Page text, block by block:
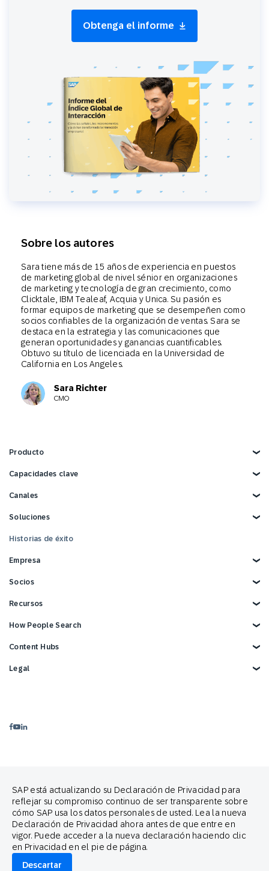
Obtenga el informe
Sobre los autores
Sara tiene más de 15 años de experiencia en puestos
de marketing global de nivel sénior en organizaciones
de marketing y tecnología de gran crecimiento, como
Clicktale, IBM Tealeaf, Acquia y Unica. Su pasión es
formar equipos de marketing que se desempeñen como
socios confiables de la organización de ventas. Sara se
destaca en la estrategia y las comunicaciones que
generan oportunidades y ganancias cuantificables.
Obtuvo su título de licenciada en la Universidad de
California en Los Angeles.
Sara Richter
CMO
SAP está actualizando su Declaración de Privacidad para
reflejar su compromiso continuo de ser transparente sobre
cómo SAP usa los datos personales de usted. Lea la nueva
Declaración de Privacidad ahora antes de que entre en
vigor. Puede acceder a la nueva declaración haciendo clic
en Privacidad en el pie de página.
Descartar
Producto
Explorar producto
Capacidades clave
Marketing con IA
Personalización
Solución omnicanal de marketing
Estrategias y tácticas
Integraciones tecnológicas
Canales
Email
Anuncios Digitales
Mobile Wallet
Mensajería conversacional
En tienda física
Soluciones
Explore soluciones
Comercio electrónico
Viajes y hostelería
Medios y comunicaciones
Historias de éxito
Empresa
Por qué SAP Engagement Cloud
SAP Engagement Cloud + SAP
Soporte SAP Engagement Cloud
Carreras
Demostración de 3 minutos
Socios
Ecosistema Partner Connect
Hágase socio
Integraciones SAP
Integraciones publicitarias
Recursos
Descripción general
Blog
How People Search
Cross-Channel Marketing
Content Hubs
SAP Engagement Cloud Festival
Legal
Aviso legal
© 2026 SAP Engagement Cloud. All rights reserved.